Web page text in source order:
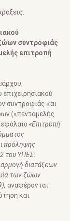
συντροφιάς
επιτροπή
συντροφιάς και
(«πενταμελής
«Επιτροπή
πρόληψης
του ΥΠΕΣ:
διατάξεων
των ζώων
αναφέρονται
και